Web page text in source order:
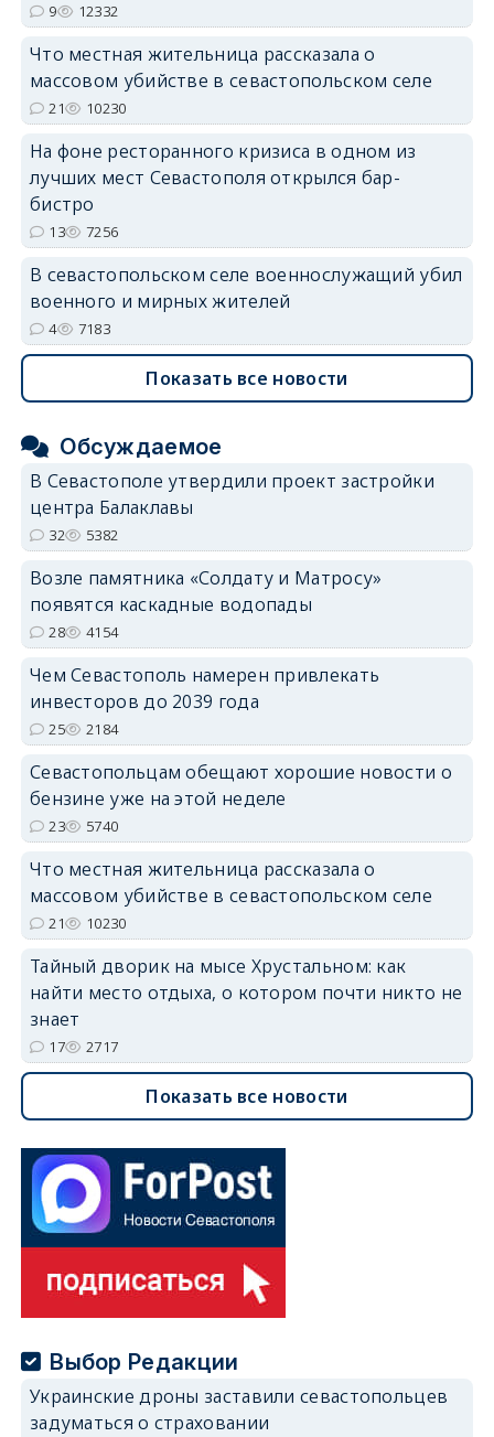
9 12332
Что местная жительница рассказала о
массовом убийстве в севастопольском селе
21 10230
На фоне ресторанного кризиса в одном из
лучших мест Севастополя открылся бар-
бистро
13 7256
В севастопольском селе военнослужащий убил
военного и мирных жителей
4 7183
Показать все новости
Обсуждаемое
В Севастополе утвердили проект застройки
центра Балаклавы
32 5382
Возле памятника «Солдату и Матросу»
появятся каскадные водопады
28 4154
Чем Севастополь намерен привлекать
инвесторов до 2039 года
25 2184
Севастопольцам обещают хорошие новости о
бензине уже на этой неделе
23 5740
Что местная жительница рассказала о
массовом убийстве в севастопольском селе
21 10230
Тайный дворик на мысе Хрустальном: как
найти место отдыха, о котором почти никто не
знает
17 2717
Показать все новости
Выбор Редакции
Украинские дроны заставили севастопольцев
задуматься о страховании